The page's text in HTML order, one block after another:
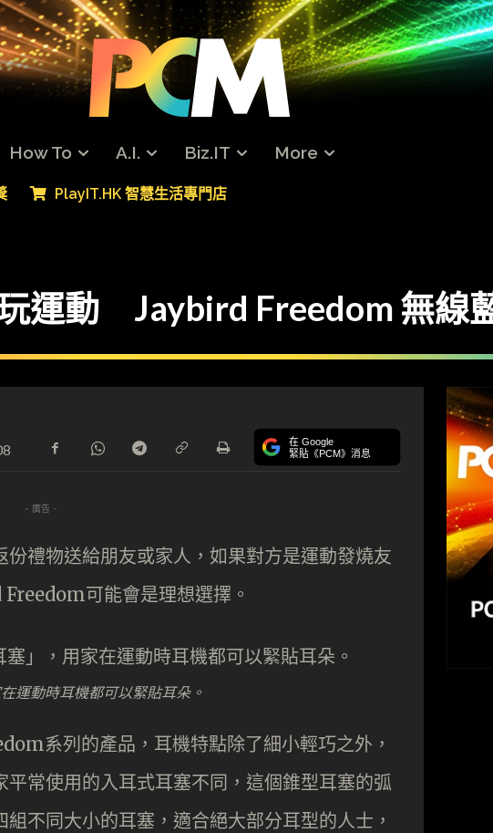
How To A.I. Biz.IT More
PlayIT.HK 智慧生活專門店
玩運動 Jaybird Freedom 無線
在 Google
緊貼《PCM》消息
- 廣告 -
禮物送給朋友或家人，如果對方是運動發燒友
可能會是理想選擇。
運動時耳機都可以緊貼耳朵。
系列的產品，耳機特點除了細小輕巧之外，
常使用的入耳式耳塞不同，這個錐型耳塞的弧
不同大小的耳塞，適合絕大部分耳型的人士，